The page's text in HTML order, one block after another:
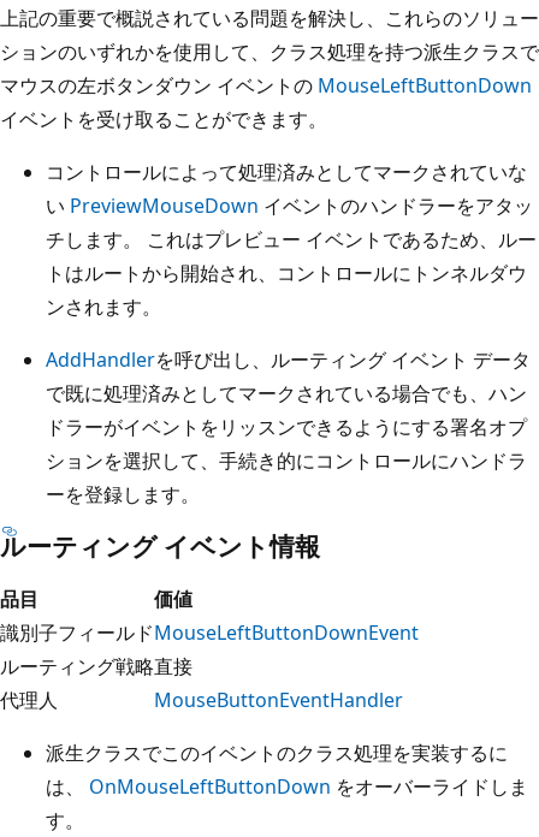
上記の重要で概説されている問題を解決し、これらのソリュー
ションのいずれかを使用して、クラス処理を持つ派生クラスで
マウスの左ボタンダウン イベントの MouseLeftButtonDown
イベントを受け取ることができます。
コントロールによって処理済みとしてマークされていな
い PreviewMouseDown イベントのハンドラーをアタッ
チします。 これはプレビュー イベントであるため、ルー
トはルートから開始され、コントロールにトンネルダウ
ンされます。
AddHandlerを呼び出し、ルーティング イベント データ
で既に処理済みとしてマークされている場合でも、ハン
ドラーがイベントをリッスンできるようにする署名オプ
ションを選択して、手続き的にコントロールにハンドラ
ーを登録します。
ルーティング イベント情報
品目
価値
識別子フィールドMouseLeftButtonDownEvent
ルーティング戦略直接
代理人
MouseButtonEventHandler
派生クラスでこのイベントのクラス処理を実装するに
は、 OnMouseLeftButtonDown をオーバーライドしま
す。